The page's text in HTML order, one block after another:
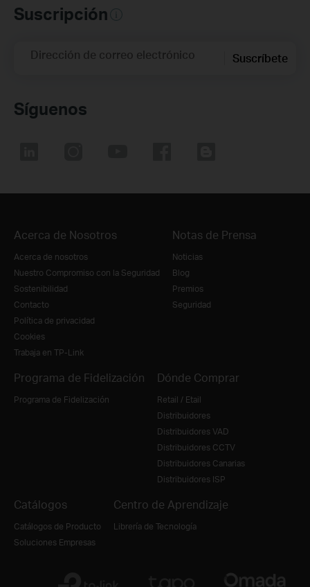
Suscripción
Dirección de correo electrónico Suscríbete
Síguenos
Acerca de Nosotros
Acerca de nosotros
Nuestro Compromiso con la Seguridad
Sostenibilidad
Contacto
Política de privacidad
Cookies
Trabaja en TP-Link
Notas de Prensa
Noticias
Blog
Premios
Seguridad
Programa de Fidelización
Programa de Fidelización
Dónde Comprar
Retail / Etail
Distribuidores
Distribuidores VAD
Distribuidores CCTV
Distribuidores Canarias
Distribuidores ISP
Catálogos
Catálogos de Producto
Soluciones Empresas
Centro de Aprendizaje
Librería de Tecnología